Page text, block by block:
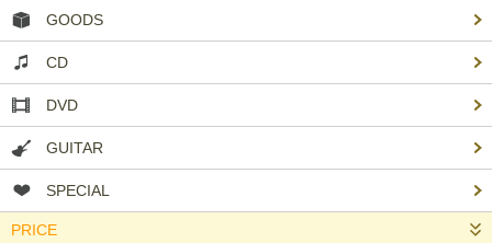
GOODS
CD
DVD
GUITAR
SPECIAL
PRICE